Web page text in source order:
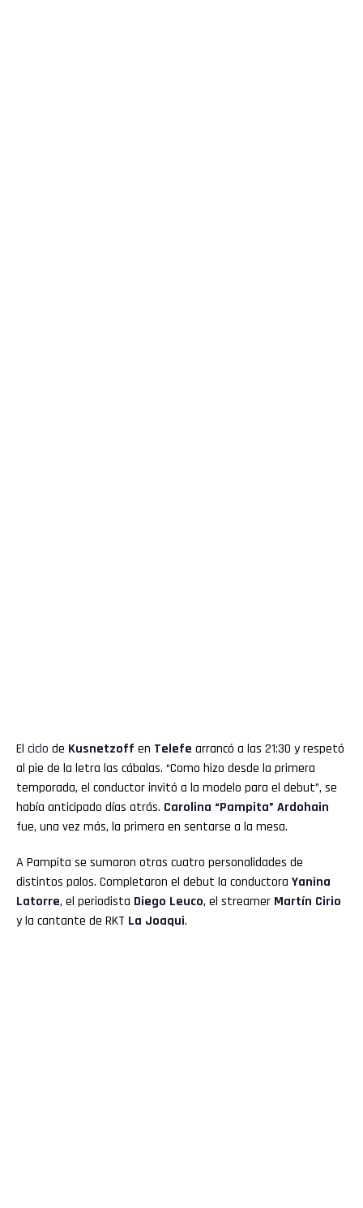
El ciclo de Kusnetzoff en Telefe arrancó a las 21:30 y respetó
al pie de la letra las cábalas. “Como hizo desde la primera
temporada, el conductor invitó a la modelo para el debut”, se
había anticipado días atrás. Carolina “Pampita” Ardohain
fue, una vez más, la primera en sentarse a la mesa.
A Pampita se sumaron otras cuatro personalidades de
distintos palos. Completaron el debut la conductora Yanina
Latorre, el periodista Diego Leuco, el streamer Martín Cirio
y la cantante de RKT La Joaqui.